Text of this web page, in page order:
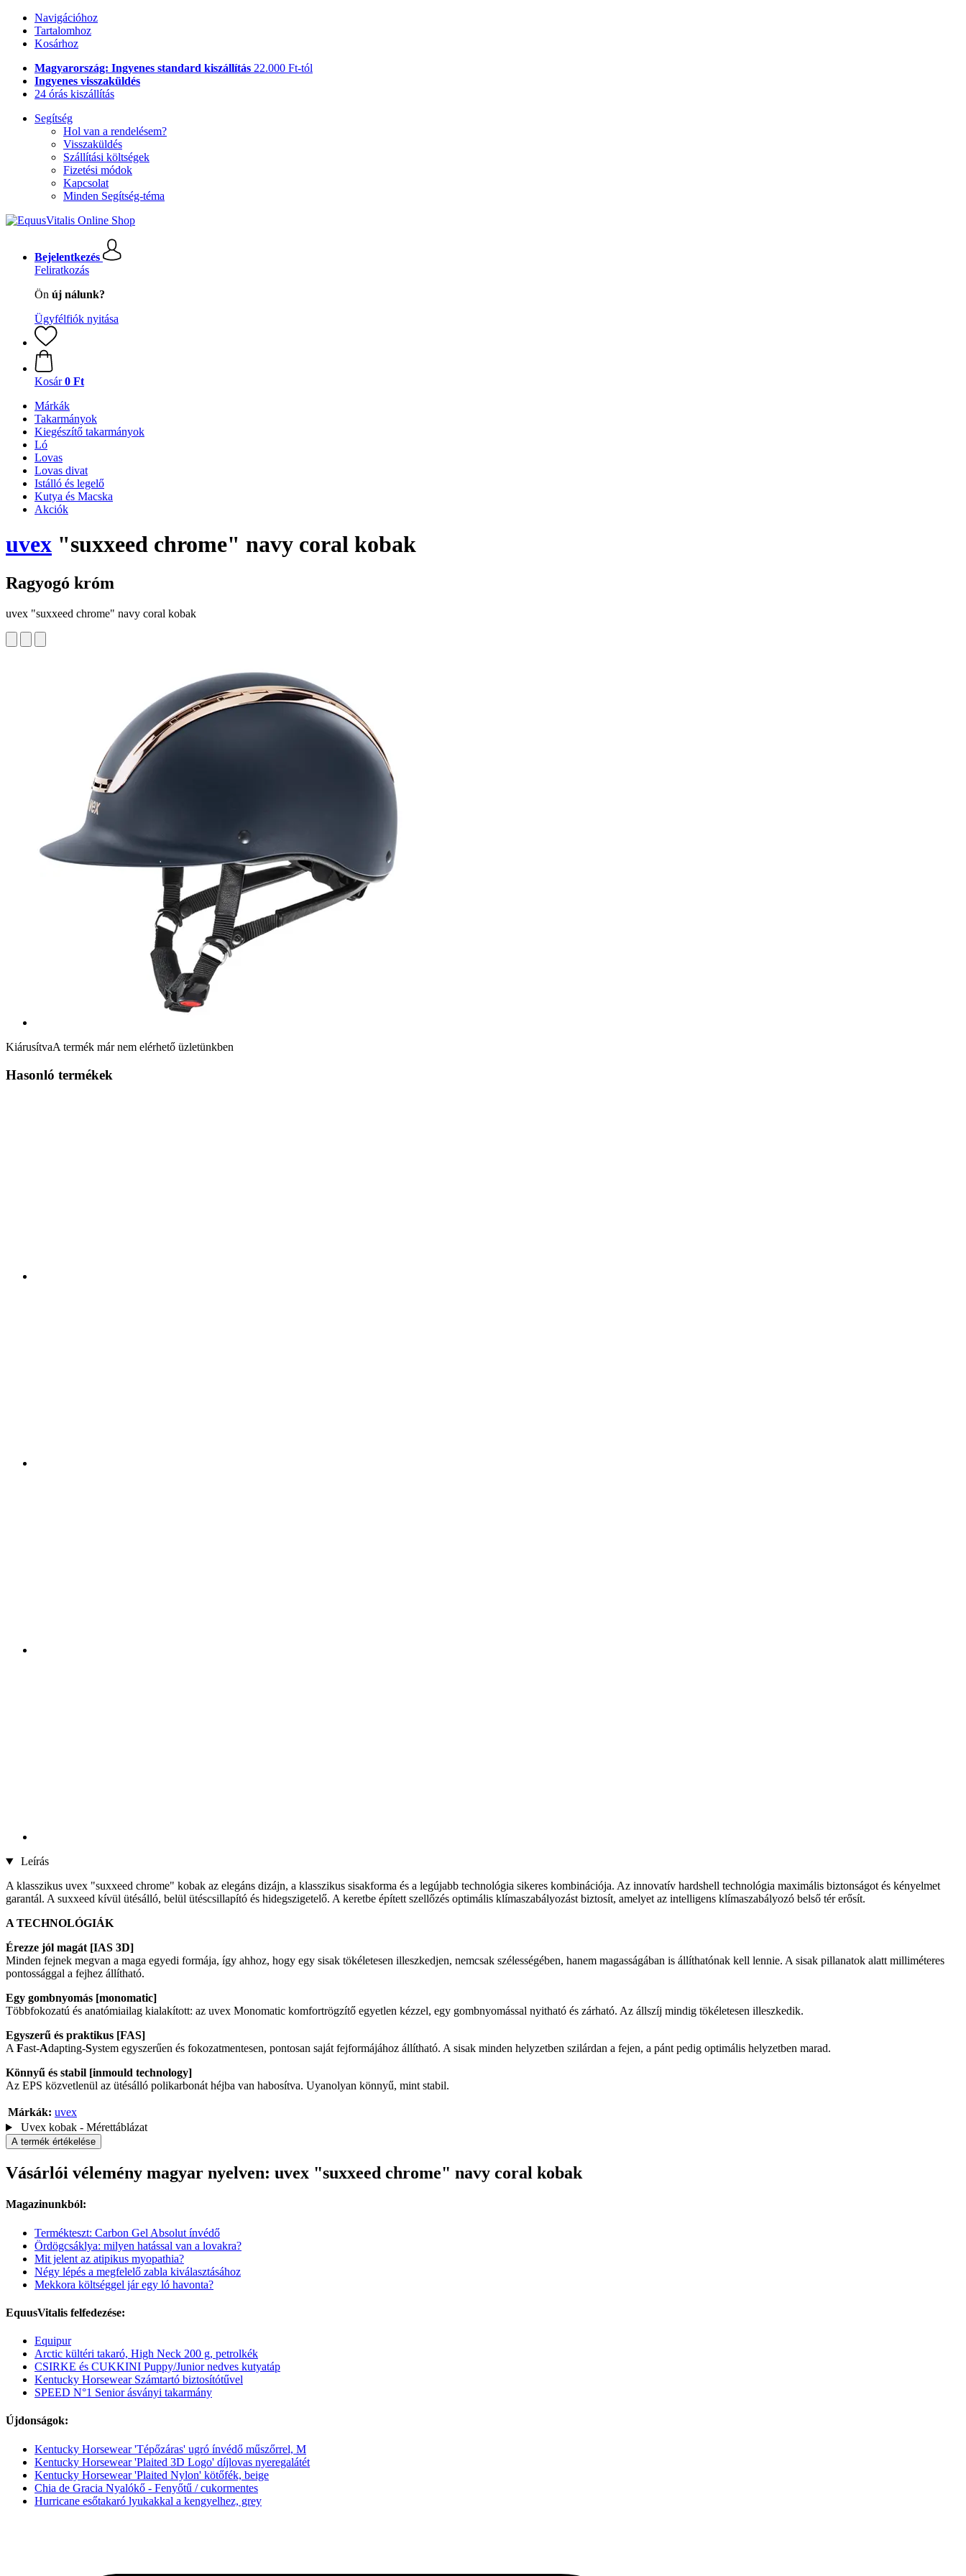
Navigációhoz
Tartalomhoz
Kosárhoz
Magyarország: Ingyenes standard kiszállítás 22.000 Ft-tól
Ingyenes visszaküldés
24 órás kiszállítás
Segítség
Hol van a rendelésem?
Visszaküldés
Szállítási költségek
Fizetési módok
Kapcsolat
Minden Segítség-téma
Bejelentkezés
Feliratkozás
Ön új nálunk?
Ügyfélfiók nyitása
Kosár 0 Ft
Márkák
Takarmányok
Kiegészítő takarmányok
Ló
Lovas
Lovas divat
Istálló és legelő
Kutya és Macska
Akciók
uvex "suxxeed chrome" navy coral kobak
Ragyogó króm
uvex "suxxeed chrome" navy coral kobak
KiárusítvaA termék már nem elérhető üzletünkben
Hasonló termékek
Leírás
A klasszikus uvex "suxxeed chrome" kobak az elegáns dizájn, a klasszikus sisakforma és a legújabb technológia sikeres kombinációja. Az innovatív hardshell technológia maximális biztonságot és kényelmet
garantál. A suxxeed kívül ütésálló, belül ütéscsillapító és hidegszigetelő. A keretbe épített szellőzés optimális klímaszabályozást biztosít, amelyet az intelligens klímaszabályozó belső tér erősít.
A TECHNOLÓGIÁK
Érezze jól magát [IAS 3D]
Minden fejnek megvan a maga egyedi formája, így ahhoz, hogy egy sisak tökéletesen illeszkedjen, nemcsak szélességében, hanem magasságában is állíthatónak kell lennie. A sisak pillanatok alatt milliméteres
pontossággal a fejhez állítható.
Egy gombnyomás [monomatic]
Többfokozatú és anatómiailag kialakított: az uvex Monomatic komfortrögzítő egyetlen kézzel, egy gombnyomással nyitható és zárható. Az állszíj mindig tökéletesen illeszkedik.
Egyszerű és praktikus [FAS]
A Fast-Adapting-System egyszerűen és fokozatmentesen, pontosan saját fejformájához állítható. A sisak minden helyzetben szilárdan a fejen, a pánt pedig optimális helyzetben marad.
Könnyű és stabil [inmould technology]
Az EPS közvetlenül az ütésálló polikarbonát héjba van habosítva. Uyanolyan könnyű, mint stabil.
Márkák: uvex
Uvex kobak - Mérettáblázat
A termék értékelése
Vásárlói vélemény magyar nyelven: uvex "suxxeed chrome" navy coral kobak
Magazinunkból:
Termékteszt: Carbon Gel Absolut ínvédő
Ördögcsáklya: milyen hatással van a lovakra?
Mit jelent az atipikus myopathia?
Négy lépés a megfelelő zabla kiválasztásához
Mekkora költséggel jár egy ló havonta?
EquusVitalis felfedezése:
Equipur
Arctic kültéri takaró, High Neck 200 g, petrolkék
CSIRKE és CUKKINI Puppy/Junior nedves kutyatáp
Kentucky Horsewear Számtartó biztosítótűvel
SPEED N°1 Senior ásványi takarmány
Újdonságok:
Kentucky Horsewear 'Tépőzáras' ugró ínvédő műszőrrel, M
Kentucky Horsewear 'Plaited 3D Logo' díjlovas nyeregalátét
Kentucky Horsewear 'Plaited Nylon' kötőfék, beige
Chia de Gracia Nyalókő - Fenyőtű / cukormentes
Hurricane esőtakaró lyukakkal a kengyelhez, grey